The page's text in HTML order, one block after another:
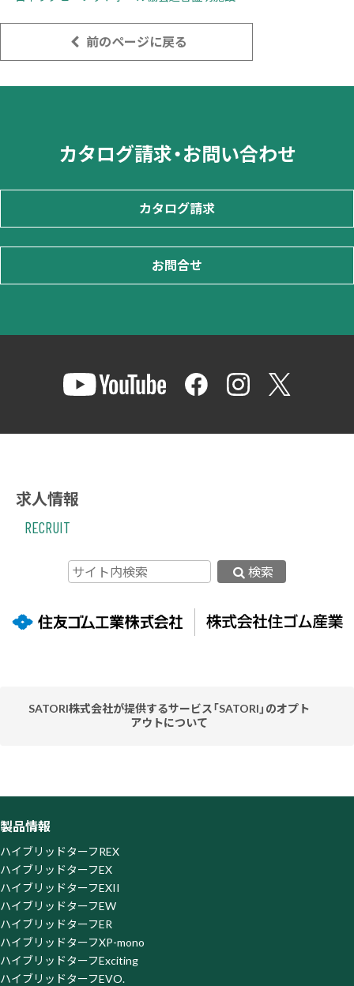
前のページに戻る
カタログ請求・お問い合わせ
カタログ請求
お問合せ
求人情報
RECRUIT
検索
SATORI株式会社が提供するサービス「SATORI」のオプト
アウトについて
のアクセス履歴を取得・蓄積しておりますが、この取得・蓄積
プトアウトページ」よりオプトアウトを行ってください。な
お、オプトアウトがなされた場合は、当社がウェブサイト上で
提供するサービスの一部を利用できなくなる場合がございま
すので、ご了承ください。
オプトアウトページ
製品情報
ハイブリッドターフREX
ハイブリッドターフEX
ハイブリッドターフEXII
ハイブリッドターフEW
ハイブリッドターフER
ハイブリッドターフXP-mono
ハイブリッドターフExciting
ハイブリッドターフEVO.